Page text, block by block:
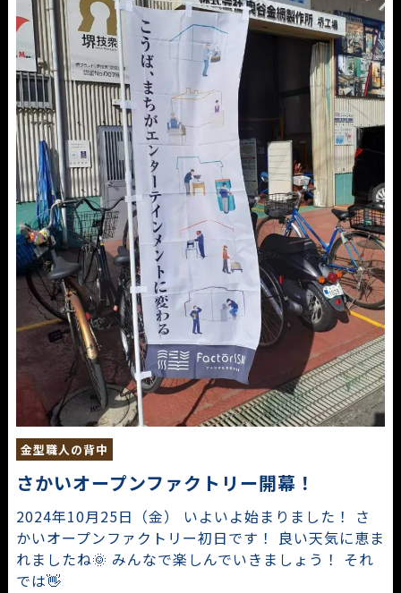
金型職人の背中
さかいオープンファクトリー開幕！
2024年10月25日（金） いよいよ始まりました！ さ
かいオープンファクトリー初日です！ 良い天気に恵ま
れましたね🌞 みんなで楽しんでいきましょう！ それ
では👋